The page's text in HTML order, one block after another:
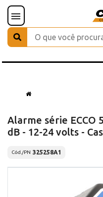
Alarme série ECCO
dB - 12-24 volts -
Cód./PN 325258A1